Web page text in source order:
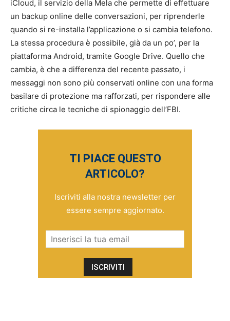
iCloud, il servizio della Mela che permette di effettuare
un backup online delle conversazioni, per riprenderle
quando si re-installa l’applicazione o si cambia telefono.
La stessa procedura è possibile, già da un po’, per la
piattaforma Android, tramite Google Drive. Quello che
cambia, è che a differenza del recente passato, i
messaggi non sono più conservati online con una forma
basilare di protezione ma rafforzati, per rispondere alle
critiche circa le tecniche di spionaggio dell’FBI.
TI PIACE QUESTO
ARTICOLO?
Iscriviti alla nostra newsletter per
essere sempre aggiornato.